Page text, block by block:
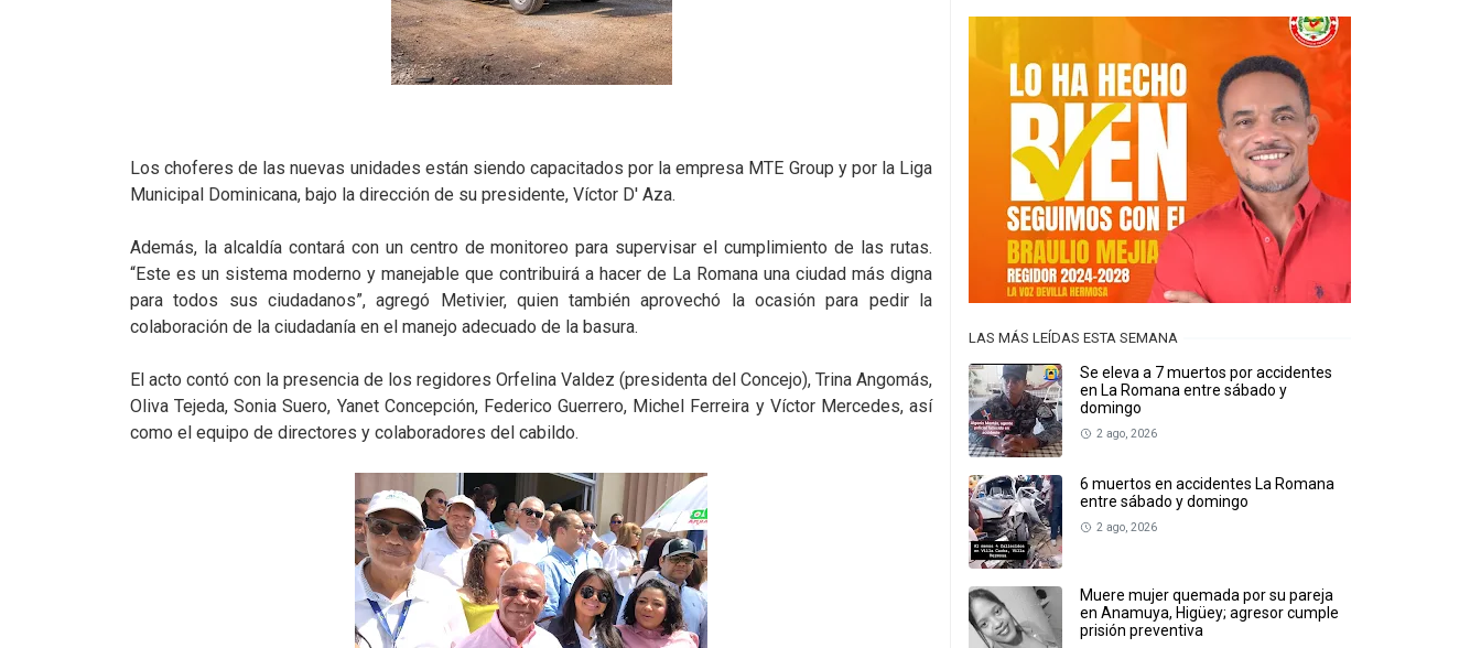
Los choferes de las nuevas unidades están siendo capacitados por la empresa MTE Group y por la Liga
Municipal Dominicana, bajo la dirección de su presidente, Víctor D' Aza.
Además, la alcaldía contará con un centro de monitoreo para supervisar el cumplimiento de las rutas.
“Este es un sistema moderno y manejable que contribuirá a hacer de La Romana una ciudad más digna
para todos sus ciudadanos”, agregó Metivier, quien también aprovechó la ocasión para pedir la
colaboración de la ciudadanía en el manejo adecuado de la basura.
El acto contó con la presencia de los regidores Orfelina Valdez (presidenta del Concejo), Trina Angomás,
Oliva Tejeda, Sonia Suero, Yanet Concepción, Federico Guerrero, Michel Ferreira y Víctor Mercedes, así
como el equipo de directores y colaboradores del cabildo.
LAS MÁS LEÍDAS ESTA SEMANA
Se eleva a 7 muertos por accidentes
en La Romana entre sábado y
domingo
2 ago, 2026
6 muertos en accidentes La Romana
entre sábado y domingo
2 ago, 2026
Muere mujer quemada por su pareja
en Anamuya, Higüey; agresor cumple
prisión preventiva